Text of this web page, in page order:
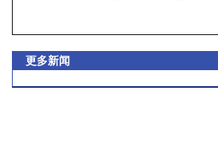
更多新闻